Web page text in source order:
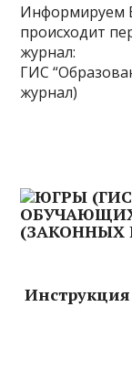
Информируем
происходит
журнал:
ГИС
журнал)
Инструкция